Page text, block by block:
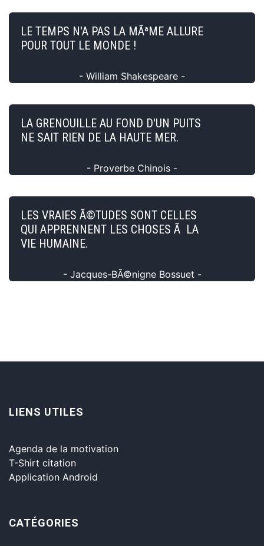
LE TEMPS N'A PAS LA MÃªME ALLURE
POUR TOUT LE MONDE !
- William Shakespeare -
LA GRENOUILLE AU FOND D'UN PUITS
NE SAIT RIEN DE LA HAUTE MER.
- Proverbe Chinois -
LES VRAIES Ã©TUDES SONT CELLES
QUI APPRENNENT LES CHOSES Ã LA
VIE HUMAINE.
- Jacques-BÃ©nigne Bossuet -
LIENS UTILES
Agenda de la motivation
T-Shirt citation
Application Android
CATÉGORIES